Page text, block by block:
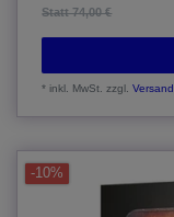
Statt 74,00 €
*inkl. MwSt. zzgl.Versand
-10%